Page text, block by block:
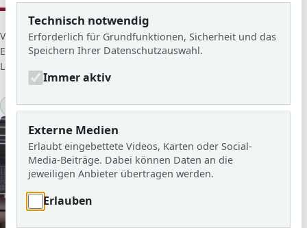
D
e
t
i
l
s
Veröffentlicht von: Stella Meyer
Erstellt am: 09. September 2014
Letzte Aktualisierung: 18. Februar 2026
2014/15 Einschulung KlARSicht Nr.11
Technisch notwendig
Erforderlich für Grundfunktionen, Sicherheit und das
Speichern Ihrer Datenschutzauswahl.
Immer aktiv
Externe Medien
Erlaubt eingebettete Videos, Karten oder Social-
Media-Beiträge. Dabei können Daten an die
jeweiligen Anbieter übertragen werden.
Erlauben